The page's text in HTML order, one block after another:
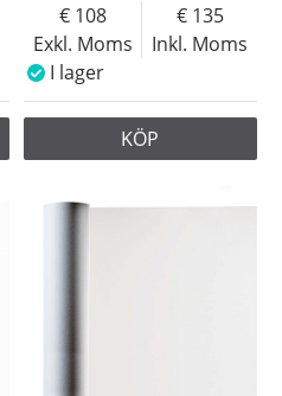
Exkl. Moms
108
Inkl. Moms
135
I lager
KÖP